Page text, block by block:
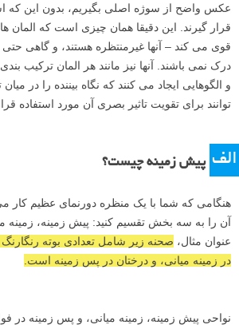
عکس واضح از سوژه اصلی بگیریم، بدون این که
قرار گیرند. این دقیقا همان چیزی است که المان
قوی می کند – آنها غیرمنتظره هستند، و گاهی
درک نمی باشند. آنها نیز مانند هر المان ترکیب
و الگوهایی ایجاد می کنند که نگاه بیننده را در
توانند برای تقویت تاثیر بصری آن مورد استفاده
الف پیش زمینه چیست؟
هنگامی که شما با یک منظره دورنمای عظیم کار
آن را به سه بخش تقسیم کنید: پیش زمینه، زمینه
عنوان مثال، صحنه زیر شامل تعدادی بوته
در زمینه میانی، و درختان در پس زمینه است.
نواحی پیش زمینه، زمینه میانی، و پس زمینه در